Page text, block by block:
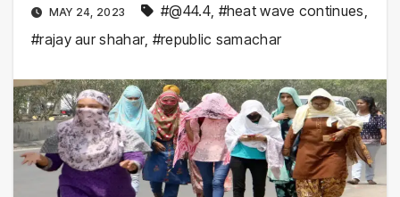
MAY 24, 2023 #@44.4, #heat wave continues
#rajay aur shahar, #republic samachar